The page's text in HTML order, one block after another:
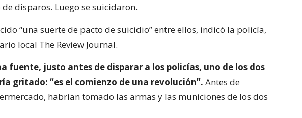
disparos. Luego se suicidaron.
“una suerte de pacto de suicidio” entre ellos, indicó la policía,
local The Review Journal.
fuente, justo antes de disparar a los policías, uno de los dos
gritado: “es el comienzo de una revolución”. Antes de
habrían tomado las armas y las municiones de los dos